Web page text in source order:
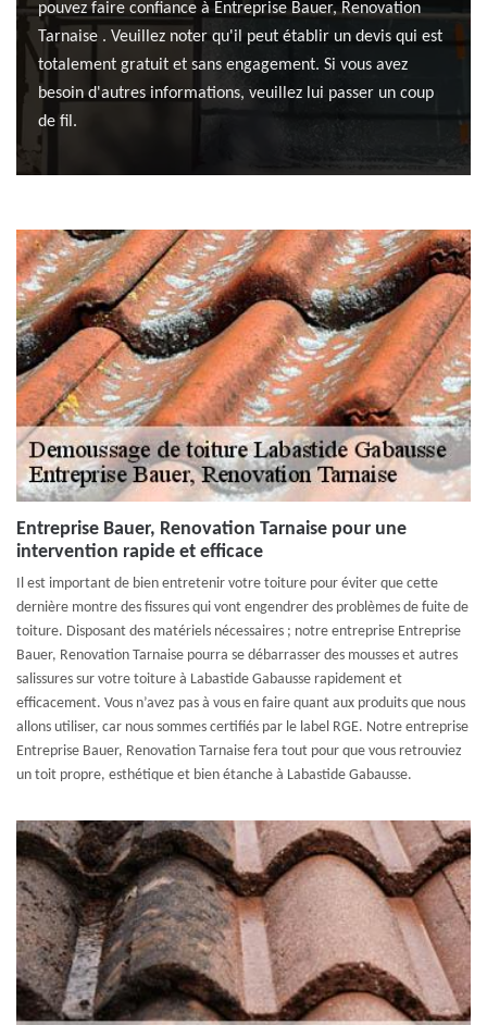
pouvez faire confiance à Entreprise Bauer, Renovation
Tarnaise . Veuillez noter qu'il peut établir un devis qui est
totalement gratuit et sans engagement. Si vous avez
besoin d'autres informations, veuillez lui passer un coup
de fil.
Entreprise Bauer, Renovation Tarnaise pour une
intervention rapide et efficace
Il est important de bien entretenir votre toiture pour éviter que cette
dernière montre des fissures qui vont engendrer des problèmes de fuite de
toiture. Disposant des matériels nécessaires ; notre entreprise Entreprise
Bauer, Renovation Tarnaise pourra se débarrasser des mousses et autres
salissures sur votre toiture à Labastide Gabausse rapidement et
efficacement. Vous n’avez pas à vous en faire quant aux produits que nous
allons utiliser, car nous sommes certifiés par le label RGE. Notre entreprise
Entreprise Bauer, Renovation Tarnaise fera tout pour que vous retrouviez
un toit propre, esthétique et bien étanche à Labastide Gabausse.